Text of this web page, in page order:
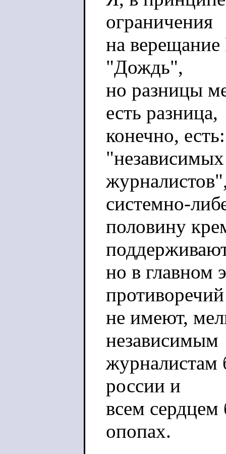
ограничения
на верещание
"Дождь",
но разницы
есть разница,
конечно,
"независимых
системно-
половину
но в главном
противоречий
не имеют,
независимым
журналистам
россии и
всем сердцем
опопах.